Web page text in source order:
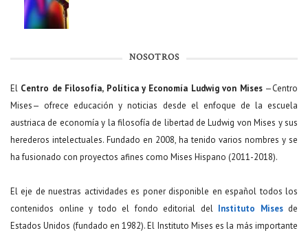
NOSOTROS
El Centro de Filosofía, Política y Economía Ludwig von Mises—Centro
Mises— ofrece educación y noticias desde el enfoque de la escuela
austriaca de economía y la filosofía de libertad de Ludwig von Mises y sus
herederos intelectuales. Fundado en 2008, ha tenido varios nombres y se
ha fusionado con proyectos afines como Mises Hispano (2011-2018).
El eje de nuestras actividades es poner disponible en español todos los
contenidos online y todo el fondo editorial del Instituto Misesde
Estados Unidos (fundado en 1982). El Instituto Mises es la más importante